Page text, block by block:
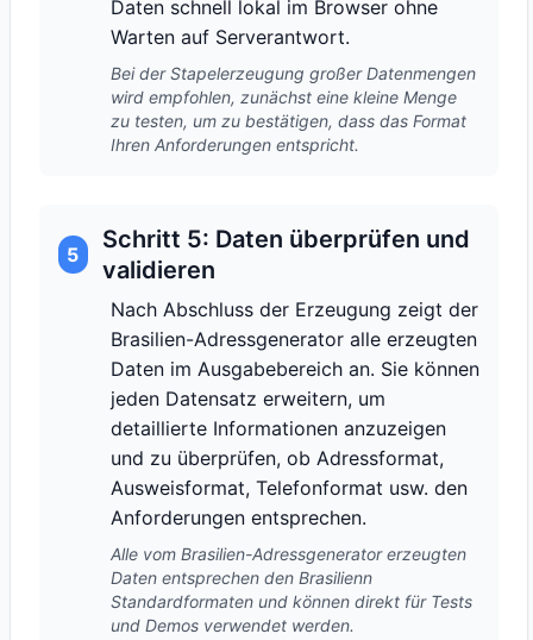
Daten schnell lokal im Browser ohne
Warten auf Serverantwort.
Bei der Stapelerzeugung großer Datenmengen
wird empfohlen, zunächst eine kleine Menge
zu testen, um zu bestätigen, dass das Format
Ihren Anforderungen entspricht.
5
Schritt 5: Daten überprüfen und
validieren
Nach Abschluss der Erzeugung zeigt der
Brasilien-Adressgenerator alle erzeugten
Daten im Ausgabebereich an. Sie können
jeden Datensatz erweitern, um
detaillierte Informationen anzuzeigen
und zu überprüfen, ob Adressformat,
Ausweisformat, Telefonformat usw. den
Anforderungen entsprechen.
Alle vom Brasilien-Adressgenerator erzeugten
Daten entsprechen den Brasilienn
Standardformaten und können direkt für Tests
und Demos verwendet werden.